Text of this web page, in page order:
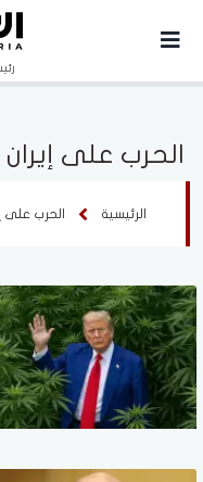
الحرب على إيران
الرئيسية الحرب على